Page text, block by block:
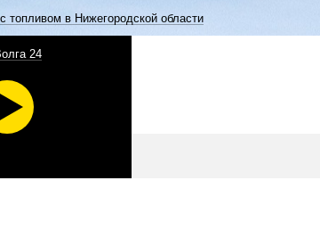
топливом в Нижегородской области
24